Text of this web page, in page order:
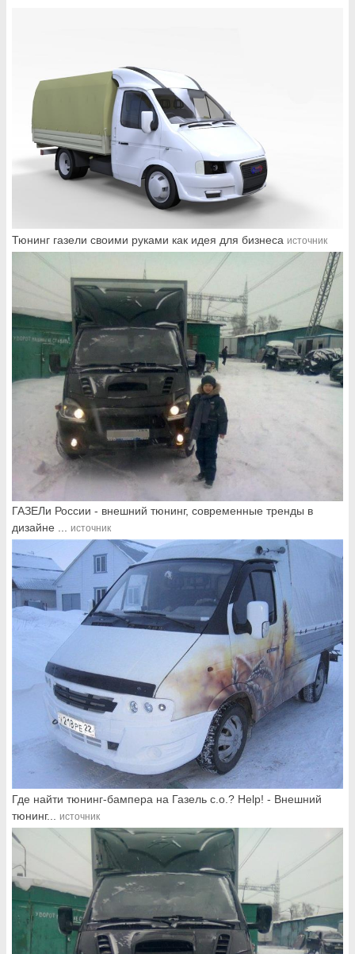
Тюнинг газели своими руками как идея для бизнеса источник
ГАЗЕЛи России - внешний тюнинг, современные тренды в
дизайне ... источник
Где найти тюнинг-бампера на Газель с.о.? Help! - Внешний
тюнинг...
источник